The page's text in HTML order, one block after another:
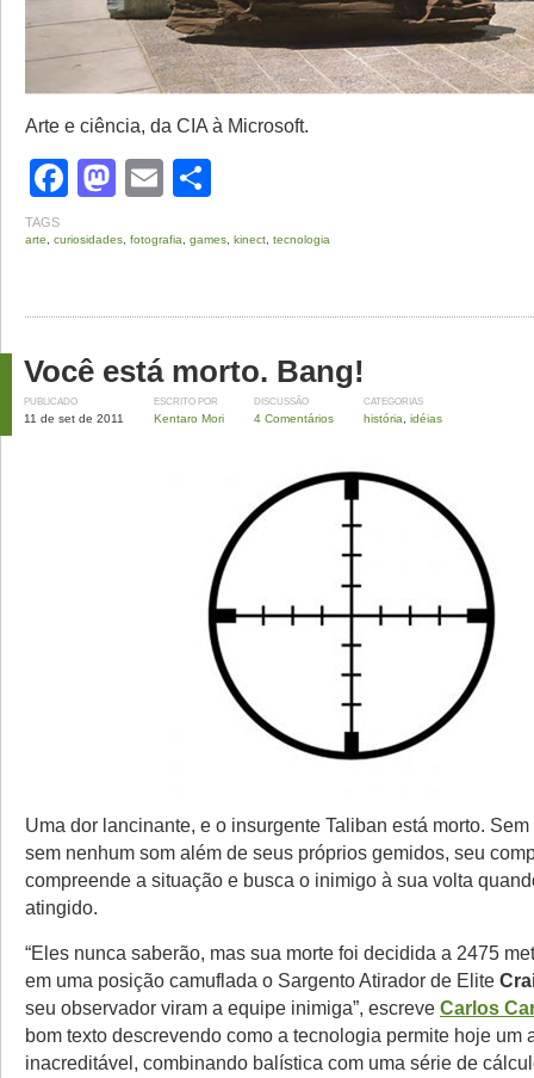
Arte e ciência, da CIA à Microsoft.
Facebook
Mastodon
Email
TAGS
arte, curiosidades, fotografia, games, kinect, tecnologia
Você está morto. Bang!
PUBLICADO
11 de set de 2011
ESCRITO POR
Kentaro Mori
DISCUSSÃO
4 Comentários
CATEGORIAS
história, idéias
Uma dor lancinante, e o insurgente Taliban está morto.
sem nenhum som além de seus próprios gemidos, seu
compreende a situação e busca o inimigo à sua volta
atingido.
“Eles nunca saberão, mas sua morte foi decidida a 2475
em uma posição camuflada o Sargento Atirador de Elite
seu observador viram a equipe inimiga”, escreve Carlos
bom texto descrevendo como a tecnologia permite hoje um
inacreditável, combinando balística com uma série de